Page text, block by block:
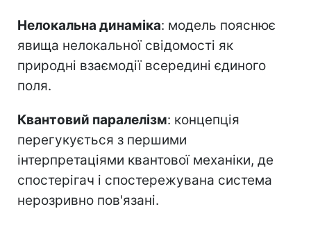
Нелокальна динаміка: модель пояснює
явища нелокальної свідомості як
природні взаємодії всередині єдиного
поля.
Квантовий паралелізм: концепція
перегукується з першими
інтерпретаціями квантової механіки, де
спостерігач і спостережувана система
нерозривно пов'язані.